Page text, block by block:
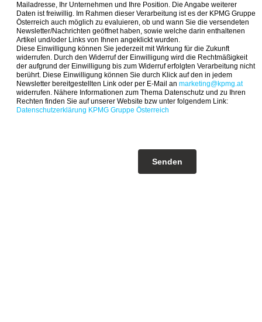
Mailadresse, Ihr Unternehmen und Ihre Position. Die Angabe weiterer
Daten ist freiwillig. Im Rahmen dieser Verarbeitung ist es der KPMG Gruppe
Österreich auch möglich zu evaluieren, ob und wann Sie die versendeten
Newsletter/Nachrichten geöffnet haben, sowie welche darin enthaltenen
Artikel und/oder Links von Ihnen angeklickt wurden.
Diese Einwilligung können Sie jederzeit mit Wirkung für die Zukunft
widerrufen. Durch den Widerruf der Einwilligung wird die Rechtmäßigkeit
der aufgrund der Einwilligung bis zum Widerruf erfolgten Verarbeitung nicht
berührt. Diese Einwilligung können Sie durch Klick auf den in jedem
Newsletter bereitgestellten Link oder per E-Mail an marketing@kpmg.at
widerrufen. Nähere Informationen zum Thema Datenschutz und zu Ihren
Rechten finden Sie auf unserer Website bzw unter folgendem Link:
Datenschutzerklärung KPMG Gruppe Österreich
Senden